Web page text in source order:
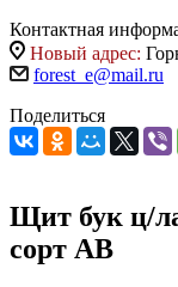
Контактная
Новый адрес:
forest_e@mail.ru
Поделиться
Щит бук ц/
сорт АВ